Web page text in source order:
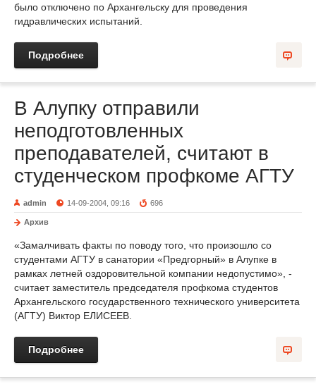
было отключено по Архангельску для проведения
гидравлических испытаний.
Подробнее
В Алупку отправили
неподготовленных
преподавателей, считают в
студенческом профкоме АГТУ
admin 14-09-2004, 09:16 696
Архив
«Замалчивать факты по поводу того, что произошло со
студентами АГТУ в санатории «Предгорный» в Алупке в
рамках летней оздоровительной компании недопустимо», -
считает заместитель председателя профкома студентов
Архангельского государственного технического университета
(АГТУ) Виктор ЕЛИСЕЕВ.
Подробнее